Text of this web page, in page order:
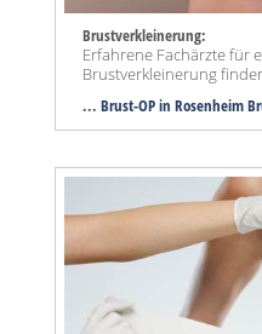
Brustverkleinerung:
Erfahrene Fachärzte für
Brustverkleinerung
... Brust-OP in Rosenheim